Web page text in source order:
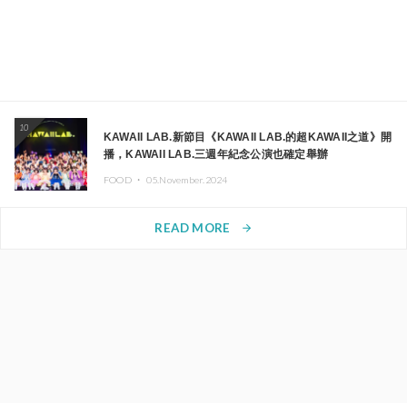
10
KAWAII LAB.新節目《KAWAII LAB.的超KAWAII之道》開
播，KAWAII LAB.三週年紀念公演也確定舉辦
FOOD ・ 05.November.2024
READ MORE arrow_forward